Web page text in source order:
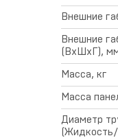
Внешние
Внешние
(ВхШхГ),
Масса, кг
Масса
Диаметр